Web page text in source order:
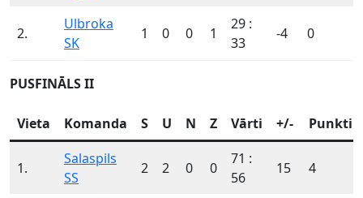
2.
Ulbroka
SK
1 0 0 1
29 :
33
-4 0
PUSFINĀLS II
Vieta Komanda S U N Z Vārti +/- Punkti
1.
Salaspils
SS
2 2 0 0
71 :
56
15 4